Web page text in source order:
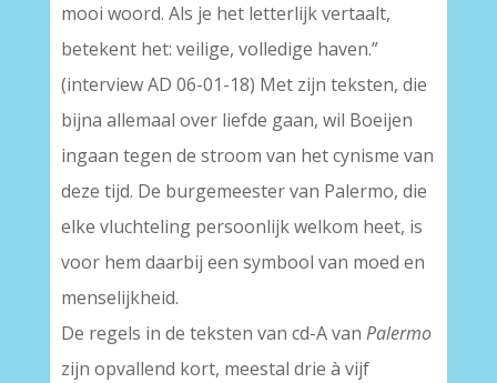
mooi woord. Als je het letterlijk vertaalt,
betekent het: veilige, volledige haven.”
(interview AD 06-01-18) Met zijn teksten, die
bijna allemaal over liefde gaan, wil Boeijen
ingaan tegen de stroom van het cynisme van
deze tijd. De burgemeester van Palermo, die
elke vluchteling persoonlijk welkom heet, is
voor hem daarbij een symbool van moed en
menselijkheid.
De regels in de teksten van cd-A van Palermo
zijn opvallend kort, meestal drie à vijf